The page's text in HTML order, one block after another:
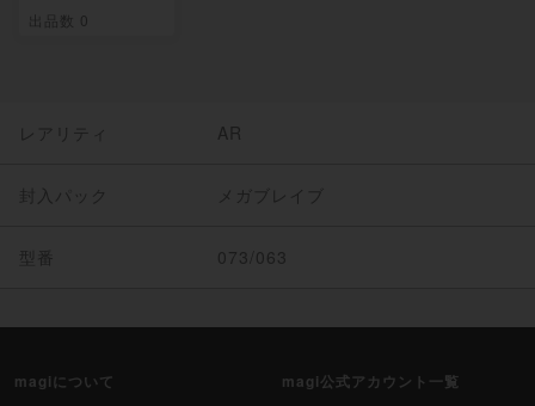
出品数 0
レアリティ AR
封入パック メガブレイブ
型番 073/063
magiについて magi公式アカウント一覧